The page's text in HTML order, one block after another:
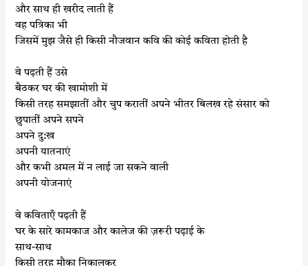
और साथ ही खरीद लाती हैं
वह पत्रिका भी
जिसमें मुझ जैसे ही किसी नौजवान कवि की कोई कविता होती है
वे पढ़ती हैं उसे
बैठकर घर की खामोशी में
किसी तरह समझातीं और चुप करातीं अपने भीतर बिलख रहे संसार को
छुपातीं अपने सपने
अपने दु:ख
अपनी यातनाएं
और कभी अमल में न लाई जा सकने वाली
अपनी योजनाएं
वे कविताएँ पढ़ती हैं
घर के सारे कामकाज और कालेज की ज़रूरी पढ़ाई के
साथ-साथ
किसी तरह मौका निकालकर